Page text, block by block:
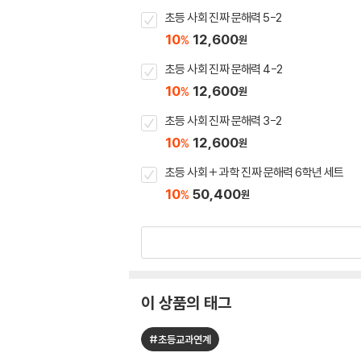
초등 사회 진짜 문해력 5-2
10% 12,600원
초등 사회 진짜 문해력 4-2
10% 12,600원
초등 사회 진짜 문해력 3-2
10% 12,600원
초등 사회 + 과학 진짜 문해력 6학년 세트
10% 50,400원
이 상품의 태그
#초등교과연계